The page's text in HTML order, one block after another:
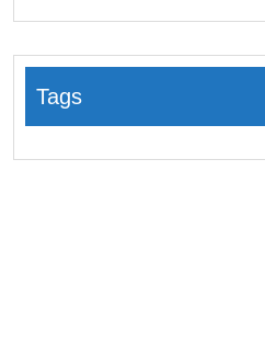
Tags